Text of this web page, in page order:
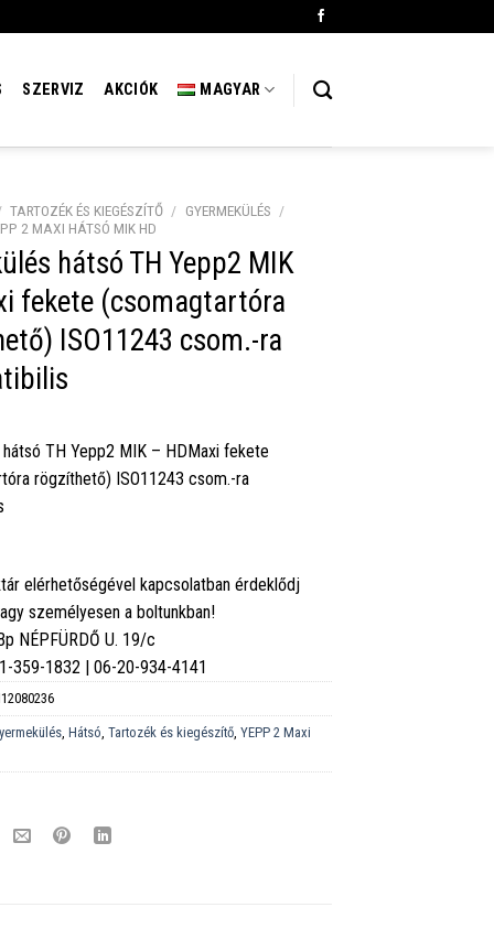
SZERVIZ AKCIÓK MAGYAR
TARTOZÉK ÉS KIEGÉSZÍTŐ / GYERMEKÜLÉS /
2 MAXI HÁTSÓ MIK HD
hátsó TH Yepp2 MIK
fekete (csomagtartóra
ISO11243 csom.-ra
hátsó TH Yepp2 MIK – HDMaxi fekete
rögzíthető) ISO11243 csom.-ra
elérhetőségével kapcsolatban érdeklődj
személyesen a boltunkban!
NÉPFÜRDŐ U. 19/c
359-1832 | 06-20-934-4141
,Hátsó ,Tartozék és kiegészítő ,YEPP 2 Maxi